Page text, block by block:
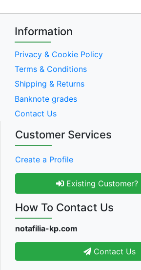
Information
Privacy & Cookie Policy
Terms & Conditions
Shipping & Returns
Banknote grades
Contact Us
Customer Services
Create a Profile
Existing Customer?
How To Contact Us
notafilia-kp.com
Contact Us